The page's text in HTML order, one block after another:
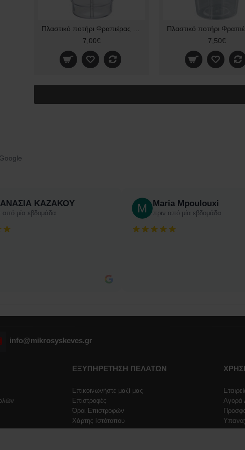
7,00€
7,50€
ΚΑΖΑΚΟΥ
από μία εβδομάδα
Maria Mpoulouxi
πριν από μία εβδομάδα
info@mikrosyskeves.gr
ΕΞΥΠΗΡΕΤΗΣΗ ΠΕΛΑΤΩΝ
Επικοινωνήστε μαζί μας
Επιστροφές
Όροι Επιστροφών
Χάρτης Ιστότοπου
Αγορά